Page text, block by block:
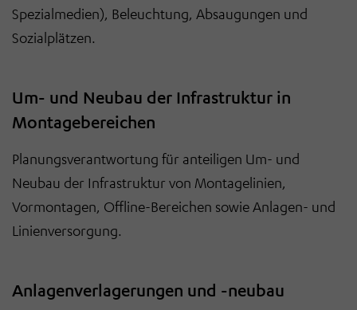
Spezialmedien), Beleuchtung, Absaugungen und
Sozialplätzen.
Um- und Neubau der Infrastruktur in
Montagebereichen
Planungsverantwortung für anteiligen Um- und
Neubau der Infrastruktur von Montagelinien,
Vormontagen, Offline-Bereichen sowie Anlagen- und
Linienversorgung.
Anlagenverlagerungen und -neubau